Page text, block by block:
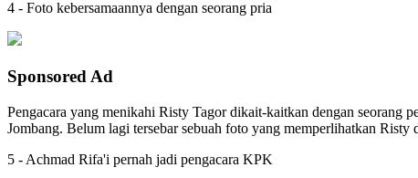
4 - Foto kebersamaannya dengan seorang pria
Sponsored Ad
Pengacara yang menikahi Risty Tagor dikait-kaitkan dengan seorang
Jombang. Belum lagi tersebar sebuah foto yang memperlihatkan
5 - Achmad Rifa'i pernah jadi pengacara KPK